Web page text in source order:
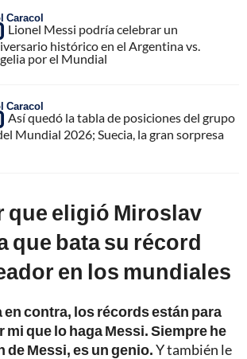
Caracol
Lionel Messi podría celebrar un
histórico en el Argentina vs.
por el Mundial
Caracol
Así quedó la tabla de posiciones del grupo
Mundial 2026; Suecia, la gran sorpresa
que eligió Miroslav
que bata su récord
en los mundiales
en contra, los récords están para
mi que lo haga Messi. Siempre he
de Messi, es un genio.Y también le